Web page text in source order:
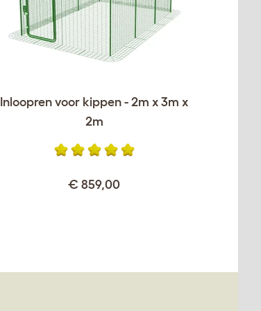
Inloopren voor kippen - 2m x 3m x
2m
€ 859,00